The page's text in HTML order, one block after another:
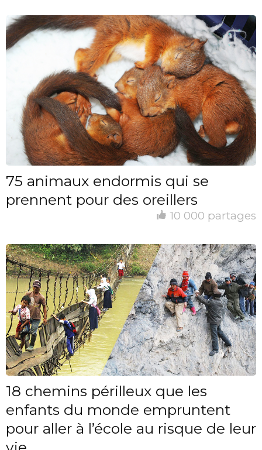
75 animaux endormis qui se
prennent pour des oreillers
10 000 partages
18 chemins périlleux que les
enfants du monde empruntent
pour aller à l’école au risque de leur